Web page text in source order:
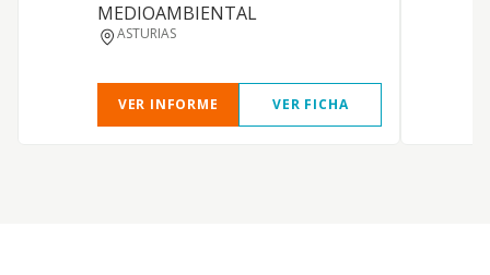
MEDIOAMBIENTAL
ASTURIAS
VER INFORME VER FICHA